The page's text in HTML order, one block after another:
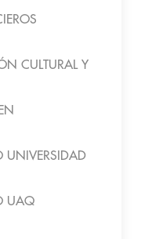
CULTURAL Y
UNIVERSIDAD
UAQ